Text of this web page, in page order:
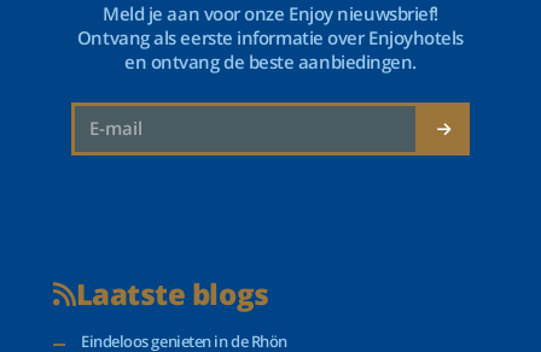
Meld je aan voor onze Enjoy nieuwsbrief!
Ontvang als eerste informatie over Enjoyhotels
en ontvang de beste aanbiedingen.
Laatste blogs
Eindeloos genieten in de Rhön